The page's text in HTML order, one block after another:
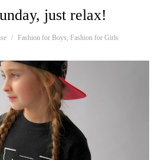
just relax!
Fashion for Boys, Fashion for Girls